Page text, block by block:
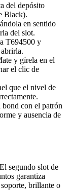
del depósito
Black).
en sentido
del slot.
T694500 y
y gírela en el
el clic de
que el nivel de
bond con el patrón
y ausencia de
segundo slot de
garantiza
brillante o